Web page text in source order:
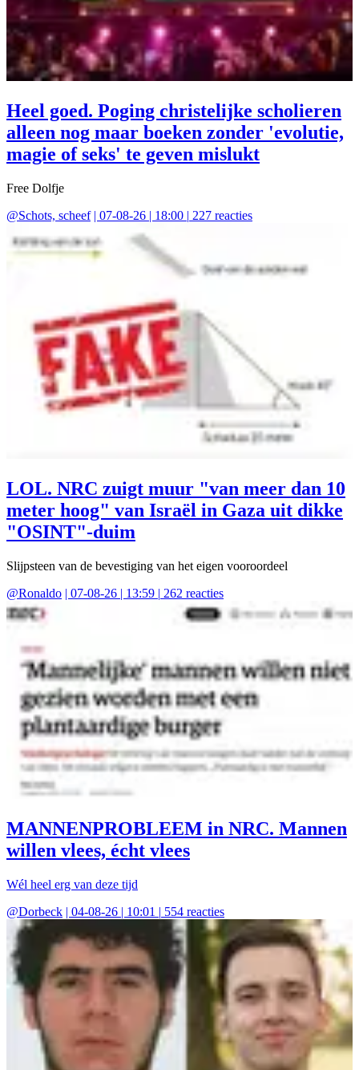
Heel goed. Poging christelijke scholieren
alleen nog maar boeken zonder 'evolutie,
magie of seks' te geven mislukt
Free Dolfje
@Schots, scheef | 07-08-26 | 18:00 | 227 reacties
LOL. NRC zuigt muur "van meer dan 10
meter hoog" van Israël in Gaza uit dikke
"OSINT"-duim
Slijpsteen van de bevestiging van het eigen vooroordeel
@Ronaldo | 07-08-26 | 13:59 | 262 reacties
MANNENPROBLEEM in NRC. Mannen
willen vlees, écht vlees
Wél heel erg van deze tijd
@Dorbeck | 04-08-26 | 10:01 | 554 reacties